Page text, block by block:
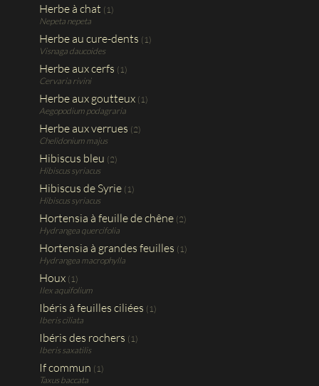
Herbe à chat (1)
Nepeta nepeta
Herbe au cure-dents (1)
Visnaga daucoides
Herbe aux cerfs (1)
Cervaria rivini
Herbe aux goutteux (1)
Aegopodium podagraria
Herbe aux verrues (2)
Chelidonium majus
Hibiscus bleu (2)
Hibiscus syriacus
Hibiscus de Syrie (1)
Hibiscus syriacus
Hortensia à feuille de chêne (2)
Hydrangea quercifolia
Hortensia à grandes feuilles (1)
Hydrangea macrophylla
Houx (1)
Ilex aquifolium
Ibéris à feuilles ciliées (1)
Iberis ciliata
Ibéris des rochers (1)
Iberis saxatilis
If commun (1)
Taxus baccata